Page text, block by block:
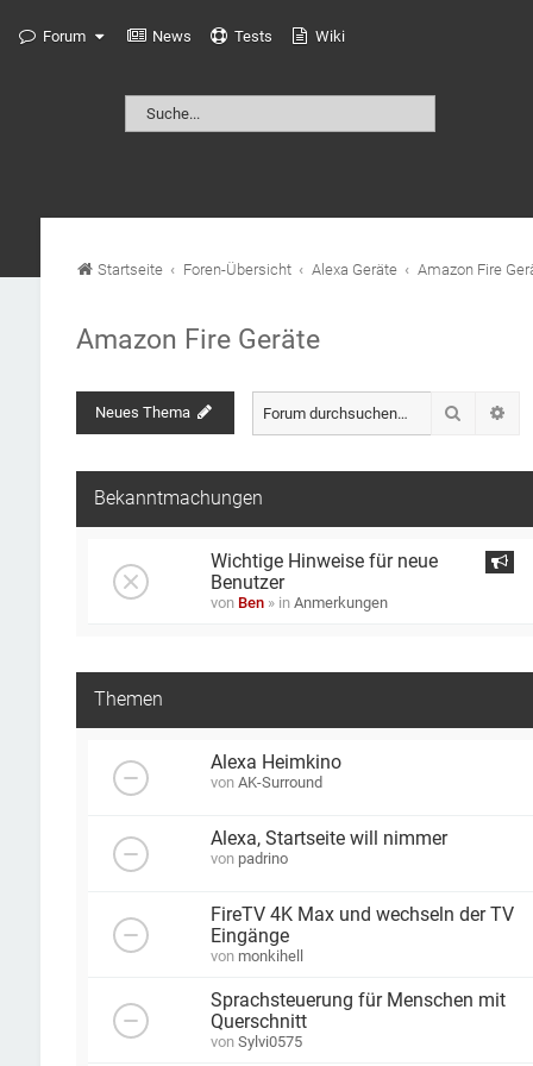
Forum News Tests Wiki
Startseite Foren-Übersicht Alexa Geräte Amazon Fire
Amazon Fire Geräte
Neues Thema Suche
Bekanntmachungen
Wichtige Hinweise für neue
Benutzer
von Ben » in Anmerkungen
Themen
Alexa Heimkino
von AK-Surround
Alexa, Startseite will nimmer
von padrino
FireTV 4K Max und wechseln der TV
Eingänge
von monkihell
Sprachsteuerung für Menschen mit
Querschnitt
von Sylvi0575